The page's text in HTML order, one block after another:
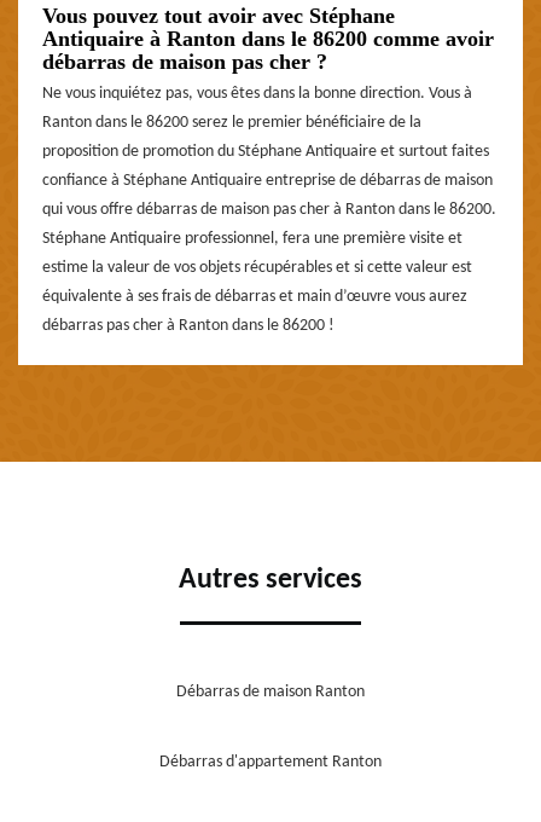
Vous pouvez tout avoir avec Stéphane
Antiquaire à Ranton dans le 86200 comme avoir
débarras de maison pas cher ?
Ne vous inquiétez pas, vous êtes dans la bonne direction. Vous à
Ranton dans le 86200 serez le premier bénéficiaire de la
proposition de promotion du Stéphane Antiquaire et surtout faites
confiance à Stéphane Antiquaire entreprise de débarras de maison
qui vous offre débarras de maison pas cher à Ranton dans le 86200.
Stéphane Antiquaire professionnel, fera une première visite et
estime la valeur de vos objets récupérables et si cette valeur est
équivalente à ses frais de débarras et main d’œuvre vous aurez
débarras pas cher à Ranton dans le 86200 !
Autres services
Débarras de maison Ranton
Débarras d'appartement Ranton